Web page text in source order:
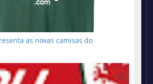
as novas camisas do